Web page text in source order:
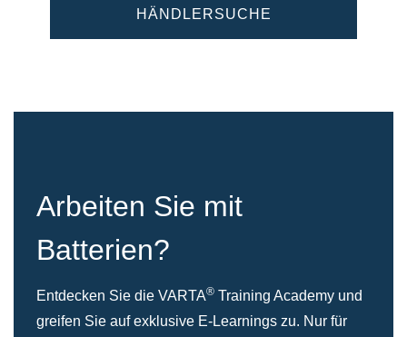
HÄNDLERSUCHE
Arbeiten Sie mit
Batterien?
Entdecken Sie die VARTA® Training Academy und
greifen Sie auf exklusive E-Learnings zu. Nur für